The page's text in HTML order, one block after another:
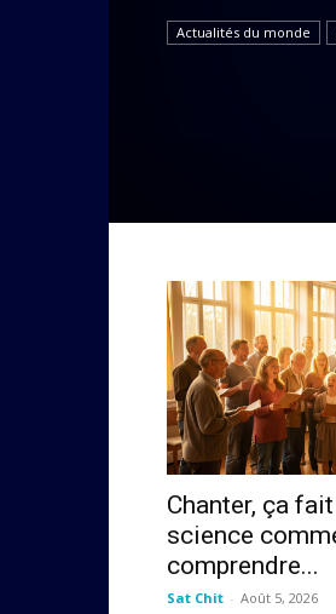
Actualités du monde
Chanter, ça
science
comprendre...
Sat Chit - Août 5, 2026